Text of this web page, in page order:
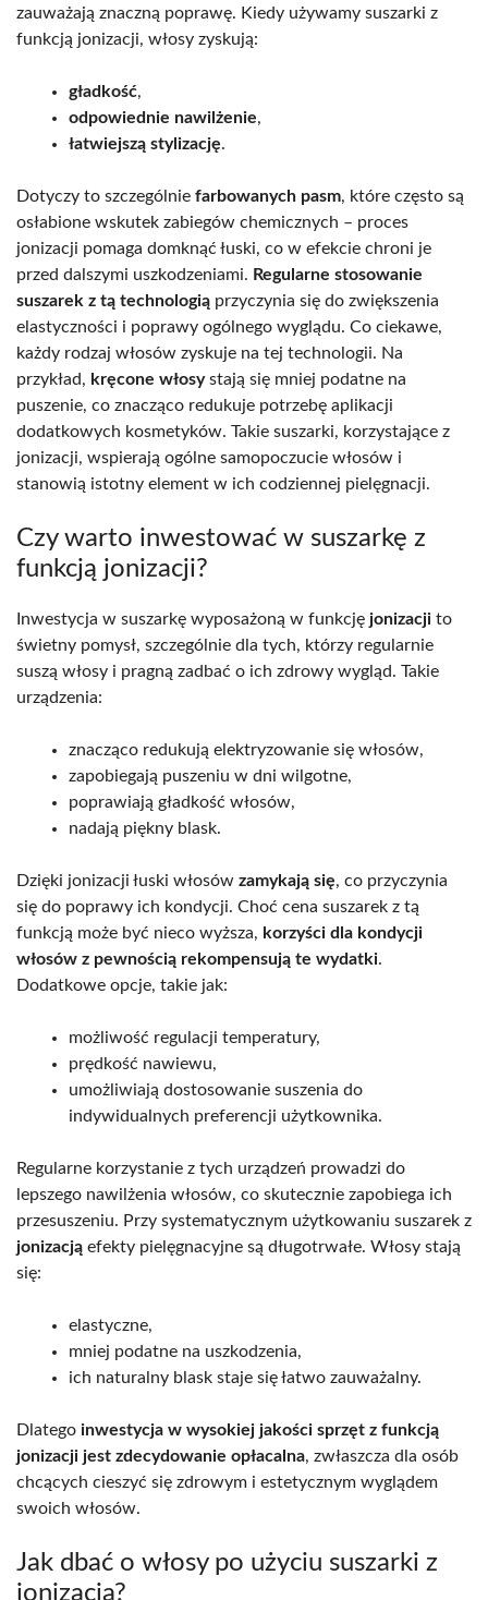
zauważają znaczną poprawę. Kiedy używamy suszarki z
funkcją jonizacji, włosy zyskują:
gładkość,
odpowiednie nawilżenie,
łatwiejszą stylizację.
Dotyczy to szczególnie farbowanych pasm, które często są
osłabione wskutek zabiegów chemicznych – proces
jonizacji pomaga domknąć łuski, co w efekcie chroni je
przed dalszymi uszkodzeniami. Regularne stosowanie
suszarek z tą technologią przyczynia się do zwiększenia
elastyczności i poprawy ogólnego wyglądu. Co ciekawe,
każdy rodzaj włosów zyskuje na tej technologii. Na
przykład, kręcone włosystają się mniej podatne na
puszenie, co znacząco redukuje potrzebę aplikacji
dodatkowych kosmetyków. Takie suszarki, korzystające z
jonizacji, wspierają ogólne samopoczucie włosów i
stanowią istotny element w ich codziennej pielęgnacji.
Czy warto inwestować w suszarkę z
funkcją jonizacji?
Inwestycja w suszarkę wyposażoną w funkcję jonizacji to
świetny pomysł, szczególnie dla tych, którzy regularnie
suszą włosy i pragną zadbać o ich zdrowy wygląd. Takie
urządzenia:
znacząco redukują elektryzowanie się włosów,
zapobiegają puszeniu w dni wilgotne,
poprawiają gładkość włosów,
nadają piękny blask.
Dzięki jonizacji łuski włosów zamykają się, co przyczynia
się do poprawy ich kondycji. Choć cena suszarek z tą
funkcją może być nieco wyższa, korzyści dla kondycji
włosów z pewnością rekompensują te wydatki.
Dodatkowe opcje, takie jak:
możliwość regulacji temperatury,
prędkość nawiewu,
umożliwiają dostosowanie suszenia do
indywidualnych preferencji użytkownika.
Regularne korzystanie z tych urządzeń prowadzi do
lepszego nawilżenia włosów, co skutecznie zapobiega ich
przesuszeniu. Przy systematycznym użytkowaniu suszarek z
jonizacją efekty pielęgnacyjne są długotrwałe. Włosy stają
się:
elastyczne,
mniej podatne na uszkodzenia,
ich naturalny blask staje się łatwo zauważalny.
Dlatego inwestycja w wysokiej jakości sprzęt z funkcją
jonizacji jest zdecydowanie opłacalna, zwłaszcza dla osób
chcących cieszyć się zdrowym i estetycznym wyglądem
swoich włosów.
Jak dbać o włosy po użyciu suszarki z
jonizacją?